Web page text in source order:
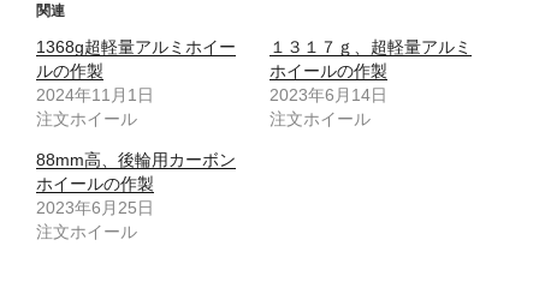
関連
1368g超軽量アルミホイー
ルの作製
2024年11月1日
注文ホイール
１３１７ｇ、超軽量アルミ
ホイールの作製
2023年6月14日
注文ホイール
88mm高、後輪用カーボン
ホイールの作製
2023年6月25日
注文ホイール